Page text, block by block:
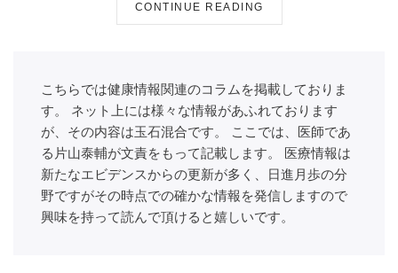
CONTINUE READING
こちらでは健康情報関連のコラムを掲載しておりま
す。 ネット上には様々な情報があふれております
が、その内容は玉石混合です。 ここでは、医師であ
る片山泰輔が文責をもって記載します。 医療情報は
新たなエビデンスからの更新が多く、日進月歩の分
野ですがその時点での確かな情報を発信しますので
興味を持って読んで頂けると嬉しいです。